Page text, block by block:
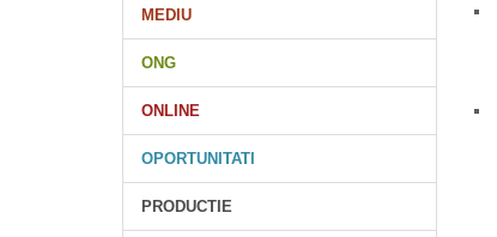
MEDIU
ONG
ONLINE
OPORTUNITATI
PRODUCTIE